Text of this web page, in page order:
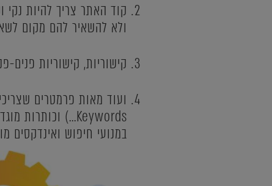
קוד האתר צריך להיות נקי
ולא להשאיר להם מקום
קישוריות, קישוריות פנים-
במנועי חיפוש ואינדקסים